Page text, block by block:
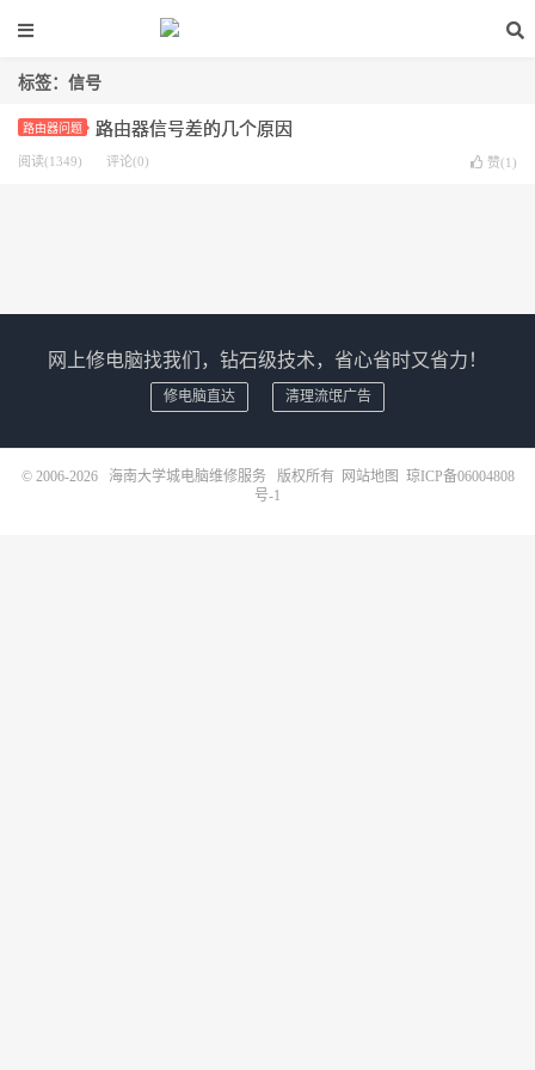
标签：信号
路由器问题 路由器信号差的几个原因
阅读(1349) 评论(0) 赞(1 )
网上修电脑找我们，钻石级技术，省心省时又省力！
修电脑直达 清理流氓广告
© 2006-2026 海南大学城电脑维修服务 版权所有 网站地图 琼ICP备06004808
号-1